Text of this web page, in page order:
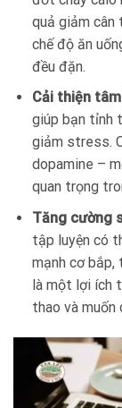
quả giảm cân
chế độ ăn
đều đặn.
Cải thiện
giúp bạn tỉnh
giảm stress.
dopamine –
quan trọng
Tăng cường
tập luyện có
mạnh cơ
là một lợi ích
thao và muốn